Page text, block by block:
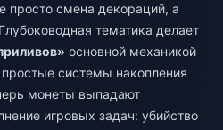
просто смена декораций, а
тематика делает
основной механикой
системы накопления
монеты выпадают
игровых задач: убийство